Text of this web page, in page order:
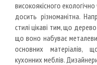
високоякісного
досить різноманітна.
стилі цікаві тим, що
що воно набуває
основних матеріалів,
кухонних меблів.